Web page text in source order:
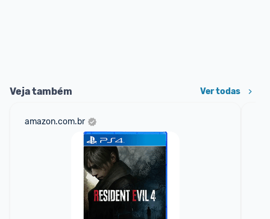
Veja também Ver todas
amazon.com.br